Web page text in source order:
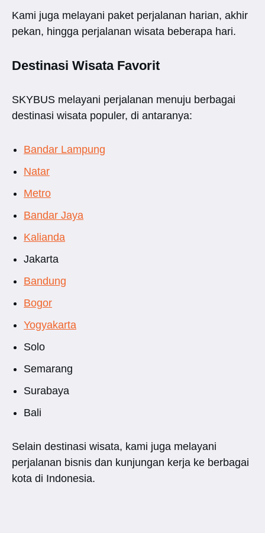
Kami juga melayani paket perjalanan harian, akhir
pekan, hingga perjalanan wisata beberapa hari.
Destinasi Wisata Favorit
SKYBUS melayani perjalanan menuju berbagai
destinasi wisata populer, di antaranya:
Bandar Lampung
Natar
Metro
Bandar Jaya
Kalianda
Jakarta
Bandung
Bogor
Yogyakarta
Solo
Semarang
Surabaya
Bali
Selain destinasi wisata, kami juga melayani
perjalanan bisnis dan kunjungan kerja ke berbagai
kota di Indonesia.